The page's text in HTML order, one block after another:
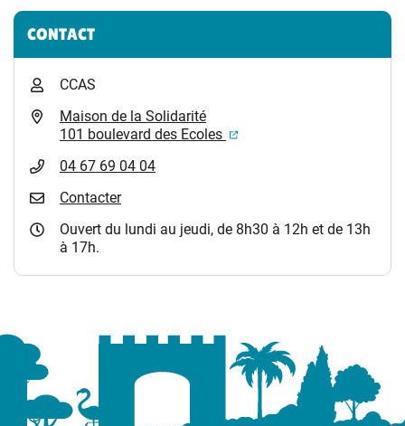
Informations complémentaires
CONTACT
CCAS
Maison de la Solidarité
101 boulevard des Ecoles
(ouverture dans un
04 67 69 04 04
Contacter
Ouvert du lundi au jeudi, de 8h30 à 12h et de 13h
à 17h.